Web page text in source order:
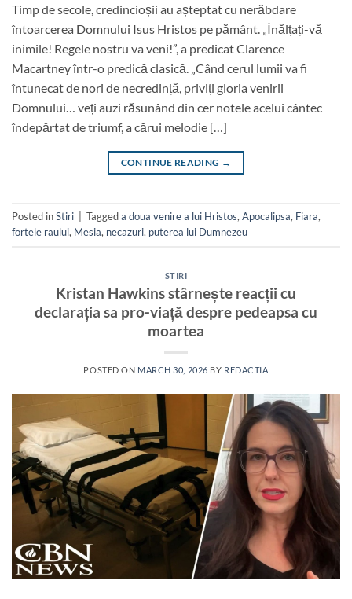
Timp de secole, credincioșii au așteptat cu nerăbdare
întoarcerea Domnului Isus Hristos pe pământ. „Înălțați-vă
inimile! Regele nostru va veni!”, a predicat Clarence
Macartney într-o predică clasică. „Când cerul lumii va fi
întunecat de nori de necredință, priviți gloria venirii
Domnului… veți auzi răsunând din cer notele acelui cântec
îndepărtat de triumf, a cărui melodie […]
CONTINUE READING →
Posted inStiri Taggeda doua venire a lui Hristos, Apocalipsa, Fiara,
fortele raului, Mesia, necazuri, puterea lui Dumnezeu
STIRI
Kristan Hawkins stârnește reacții cu
declarația sa pro-viață despre pedeapsa cu
moartea
POSTED ON MARCH 30, 2026 BY REDACTIA